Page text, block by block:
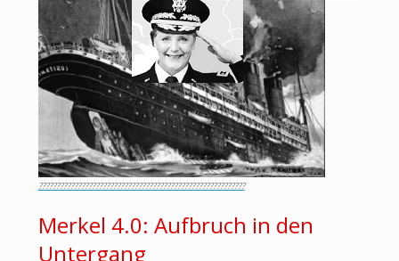
??????????????????????????????????????????????????????????
Merkel 4.0: Aufbruch in den
Untergang